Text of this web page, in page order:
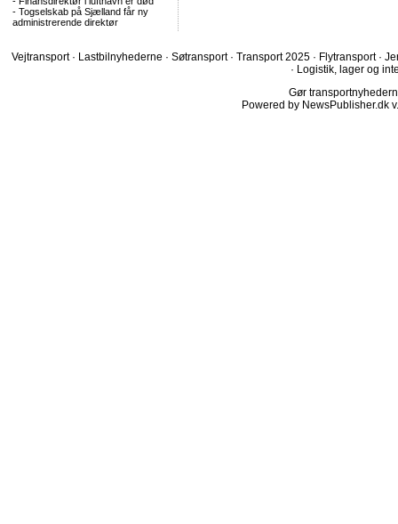
- Togselskab på Sjælland får ny
administrerende direktør
Vejtransport · Lastbilnyhederne · Søtransport · Transport 2025 · Flytransport ·
· Logistik, lager og
Gør
Powered by NewsPublisher.dk